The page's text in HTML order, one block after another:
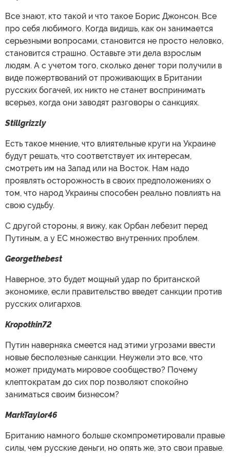
Все знают, кто такой и что такое Борис Джонсон. Все
про себя любимого. Когда видишь, как он занимается
серьезными вопросами, становится не просто неловко,
становится страшно. Оставьте эти дела взрослым
людям. А с учетом того, сколько денег тори получили в
виде пожертвований от проживающих в Британии
русских богачей, их никто не станет воспринимать
всерьез, когда они заводят разговоры о санкциях.
Stillgrizzly
Есть такое мнение, что влиятельные круги на Украине
будут решать, что соответствует их интересам,
смотреть им на Запад или на Восток. Нам надо
проявлять осторожность в своих предположениях о
том, что народ Украины способен реально повлиять на
свою судьбу.
С другой стороны, я вижу, как Орбан лебезит перед
Путиным, а у ЕС множество внутренних проблем.
Georgethebest
Наверное, это будет мощный удар по британской
экономике, если правительство введет санкции против
русских олигархов.
Kropotkin72
Путин наверняка смеется над этими угрозами ввести
новые бесполезные санкции. Неужели это все, что
может придумать мировое сообщество? Почему
клептократам до сих пор позволяют спокойно
заниматься своим бизнесом?
MarkTaylor46
Британию намного больше скомпрометировали правые
силы, чем русские деньги, но опять же, это свои правые.